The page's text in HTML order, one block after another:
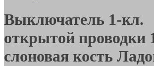
Выключатель 1-кл.
открытой проводки
слоновая кость